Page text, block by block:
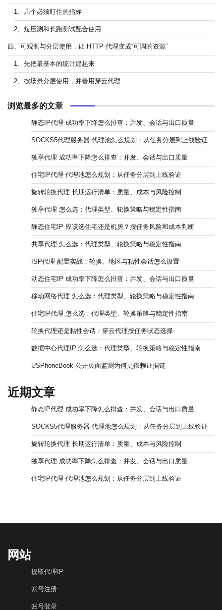
1、几个必须盯住的指标
2、短压测和长跑测试配合使用
四、可观测与分层使用，让 HTTP 代理变成“可调的资源”
1、先把最基本的统计建起来
2、按场景分层使用，并善用穿云代理
浏览最多的文章
静态IP代理 成功率下降怎么排查：并发、会话与出口质量
SOCKS5代理服务器 代理池怎么规划：从任务分层到上线验证
独享代理 成功率下降怎么排查：并发、会话与出口质量
住宅IP代理 代理池怎么规划：从任务分层到上线验证
旋转轮换代理 长期运行清单：质量、成本与风险控制
独享代理 怎么选：代理类型、轮换策略与稳定性指南
静态住宅IP 应该选住宅还是机房？按任务风险和成本判断
共享代理 怎么选：代理类型、轮换策略与稳定性指南
ISP代理 配置实战：轮换、地区与粘性会话怎么设置
动态住宅IP 成功率下降怎么排查：并发、会话与出口质量
移动网络代理 怎么选：代理类型、轮换策略与稳定性指南
住宅IP代理 怎么选：代理类型、轮换策略与稳定性指南
轮换代理还是粘性会话：穿云代理按任务状态选择
数据中心代理IP 怎么选：代理类型、轮换策略与稳定性指南
USPhoneBook 公开页面监测为何更依赖证据链
近期文章
静态IP代理 成功率下降怎么排查：并发、会话与出口质量
SOCKS5代理服务器 代理池怎么规划：从任务分层到上线验证
旋转轮换代理 长期运行清单：质量、成本与风险控制
独享代理 成功率下降怎么排查：并发、会话与出口质量
住宅IP代理 代理池怎么规划：从任务分层到上线验证
网站
提取代理IP
账号注册
账号登录